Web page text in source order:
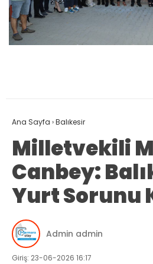
Ana Sayfa ›Balıkesir
Milletvekili
Canbey:
Yurt Sorunu
Admin admin
Giriş: 23-06-2026 16:17